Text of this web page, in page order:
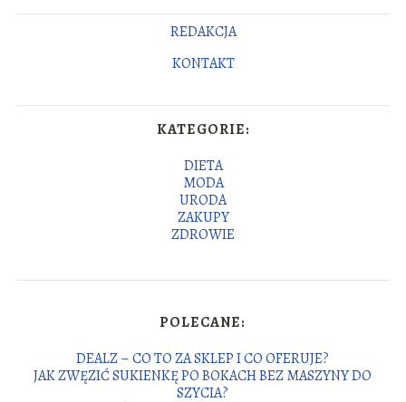
REDAKCJA
KONTAKT
KATEGORIE:
DIETA
MODA
URODA
ZAKUPY
ZDROWIE
POLECANE:
DEALZ – CO TO ZA SKLEP I CO OFERUJE?
JAK ZWĘZIĆ SUKIENKĘ PO BOKACH BEZ MASZYNY DO
SZYCIA?